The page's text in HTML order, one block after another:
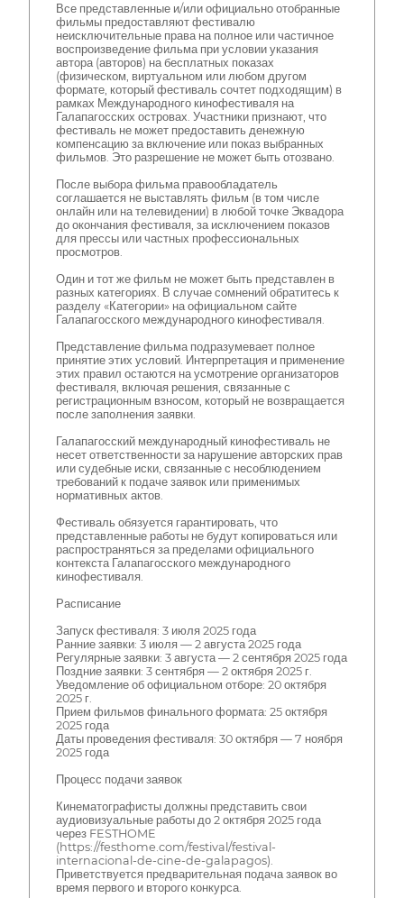
Все представленные и/или официально отобранные
фильмы предоставляют фестивалю
неисключительные права на полное или частичное
воспроизведение фильма при условии указания
автора (авторов) на бесплатных показах
(физическом, виртуальном или любом другом
формате, который фестиваль сочтет подходящим) в
рамках Международного кинофестиваля на
Галапагосских островах. Участники признают, что
фестиваль не может предоставить денежную
компенсацию за включение или показ выбранных
фильмов. Это разрешение не может быть отозвано.
После выбора фильма правообладатель
соглашается не выставлять фильм (в том числе
онлайн или на телевидении) в любой точке Эквадора
до окончания фестиваля, за исключением показов
для прессы или частных профессиональных
просмотров.
Один и тот же фильм не может быть представлен в
разных категориях. В случае сомнений обратитесь к
разделу «Категории» на официальном сайте
Галапагосского международного кинофестиваля.
Представление фильма подразумевает полное
принятие этих условий. Интерпретация и применение
этих правил остаются на усмотрение организаторов
фестиваля, включая решения, связанные с
регистрационным взносом, который не возвращается
после заполнения заявки.
Галапагосский международный кинофестиваль не
несет ответственности за нарушение авторских прав
или судебные иски, связанные с несоблюдением
требований к подаче заявок или применимых
нормативных актов.
Фестиваль обязуется гарантировать, что
представленные работы не будут копироваться или
распространяться за пределами официального
контекста Галапагосского международного
кинофестиваля.
Расписание
Запуск фестиваля: 3 июля 2025 года
Ранние заявки: 3 июля — 2 августа 2025 года
Регулярные заявки: 3 августа — 2 сентября 2025 года
Поздние заявки: 3 сентября — 2 октября 2025 г.
Уведомление об официальном отборе: 20 октября
2025 г.
Прием фильмов финального формата: 25 октября
2025 года
Даты проведения фестиваля: 30 октября — 7 ноября
2025 года
Процесс подачи заявок
Кинематографисты должны представить свои
аудиовизуальные работы до 2 октября 2025 года
через FESTHOME
(https://festhome.com/festival/festival-
internacional-de-cine-de-galapagos).
Приветствуется предварительная подача заявок во
время первого и второго конкурса.